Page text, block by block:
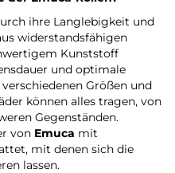
ihre Langlebigkeit und
widerstandsfähigen
Kunststoff
und optimale
Größen und
können alles tragen, von
Gegenständen.
von Emuca mit
mit denen sich die
lassen.